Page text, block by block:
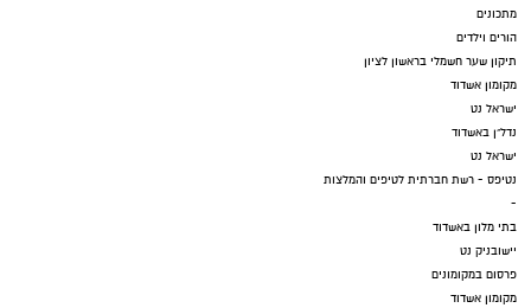
מתכונים
הורים וילדים
תיקון שער חשמלי בראשון לציון
מקומון אשדוד
ישראל נט
נדל"ן באשדוד
ישראל נט
נטיפס - רשת חברתית לטיפים והמלצות
-
בתי מלון באשדוד
יישובניק נט
פרסום במקומונים
מקומון אשדוד